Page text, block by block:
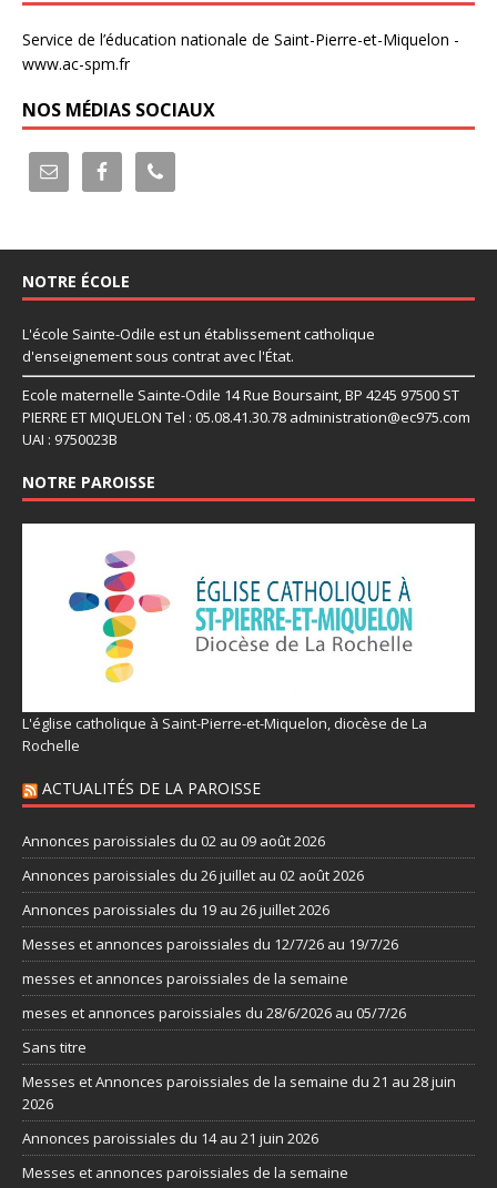
Service de l’éducation nationale de Saint-Pierre-et-Miquelon -
www.ac-spm.fr
NOS MÉDIAS SOCIAUX
NOTRE ÉCOLE
L'école Sainte-Odile est un établissement catholique
d'enseignement sous contrat avec l'État.
Ecole maternelle Sainte-Odile 14 Rue Boursaint, BP 4245 97500 ST
PIERRE ET MIQUELON Tel : 05.08.41.30.78 administration@ec975.com
UAI : 9750023B
NOTRE PAROISSE
L'église catholique à Saint-Pierre-et-Miquelon, diocèse de La
Rochelle
ACTUALITÉS DE LA PAROISSE
Annonces paroissiales du 02 au 09 août 2026
Annonces paroissiales du 26 juillet au 02 août 2026
Annonces paroissiales du 19 au 26 juillet 2026
Messes et annonces paroissiales du 12/7/26 au 19/7/26
messes et annonces paroissiales de la semaine
meses et annonces paroissiales du 28/6/2026 au 05/7/26
Sans titre
Messes et Annonces paroissiales de la semaine du 21 au 28 juin
2026
Annonces paroissiales du 14 au 21 juin 2026
Messes et annonces paroissiales de la semaine